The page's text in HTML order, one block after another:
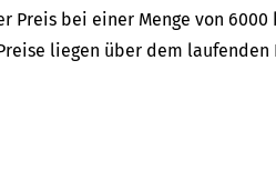
Preis bei einer Menge von 6000
liegen über dem